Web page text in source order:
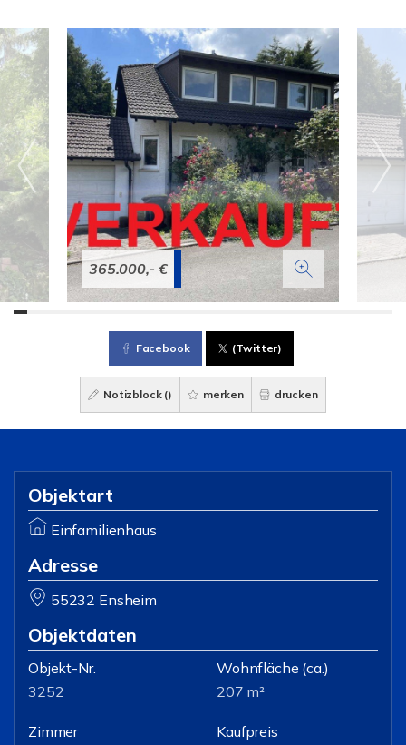
365.000,- €
Facebook (Twitter)
Notizblock () merken drucken
Objektart
Einfamilienhaus
Adresse
55232 Ensheim
Objektdaten
Objekt-Nr.
3252
Wohnfläche (ca.)
207 m²
Zimmer
Kaufpreis